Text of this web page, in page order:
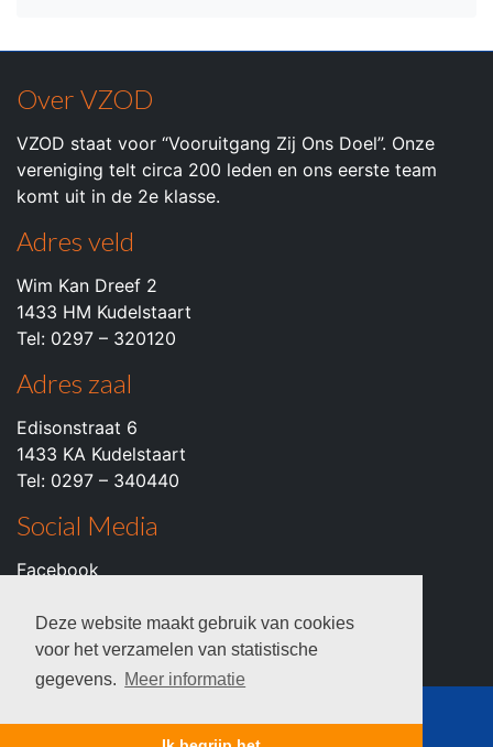
Deze website maakt gebruik van cookies
voor het verzamelen van statistische
gegevens. Meer informatie
Over VZOD
VZOD staat voor “Vooruitgang Zij Ons Doel”. Onze
vereniging telt circa 200 leden en ons eerste team
komt uit in de 2e klasse.
Adres veld
Wim Kan Dreef 2
1433 HM Kudelstaart
Tel: 0297 – 320120
Adres zaal
Edisonstraat 6
1433 KA Kudelstaart
Tel: 0297 – 340440
Social Media
Facebook
Youtube